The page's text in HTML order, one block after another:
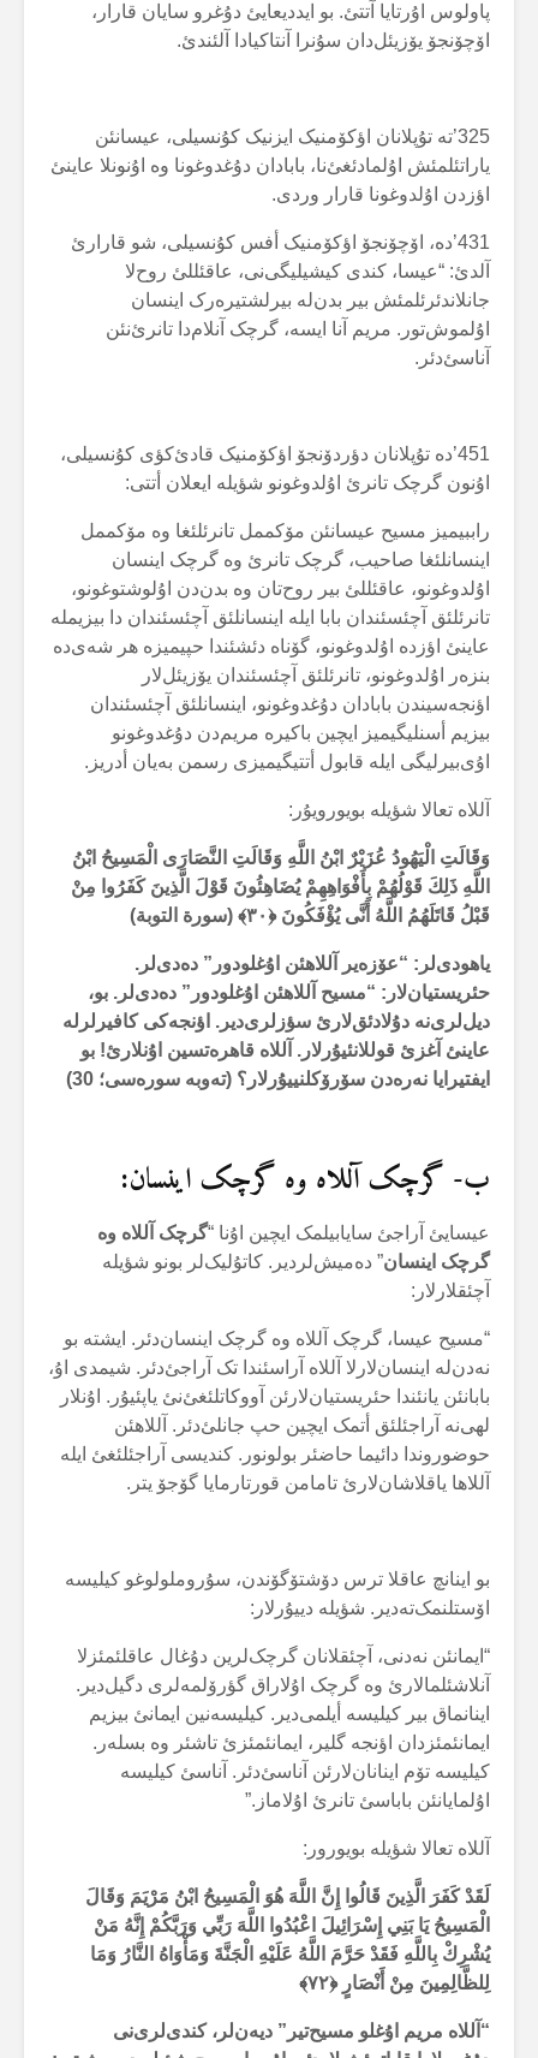
پاولوس اۇرتایا آتتئ. بو ایددیعایئ دۇغرو سایان قارار،
اۆچۆنجۆ یۆزیئل‌دان سۇنرا آنتاکیادا آلئندئ.
325’تە تۇپلانان اؤکۆمنیک ایزنیک کۇنسیلی، عیسانئن
یاراتئلمئش اۇلمادئغئ‌نا، بابادان دۇغدوغونا وە اۇنونلا عاینئ
اؤزدن اۇلدوغونا قارار وردی.
431’دە، اۆچۆنجۆ اؤکۆمنیک أفس کۇنسیلی، شو قارارئ
آلدئ: “عیسا، کندی کیشیلیگی‌نی، عاقئللئ روح‌لا
جانلاندئرئلمئش بیر بدن‌لە بیرلشتیرەرک اینسان
اۇلموش‌تور. مریم آنا ایسە، گرچک آنلام‌دا تانرئ‌نئن
آناسئ‌دئر.
451’دە تۇپلانان دؤردۆنجۆ اؤکۆمنیک قادئ‌کؤی کۇنسیلی،
اۇنون گرچک تانرئ اۇلدوغونو شؤیلە ایعلان أتتی:
راببیمیز مسیح عیسانئن مۆکممل تانرئلئغا وە مۆکممل
اینسانلئغا صاحیب، گرچک تانرئ وە گرچک اینسان
اۇلدوغونو، عاقئللئ بیر روح‌تان وە بدن‌دن اۇلوشتوغونو،
تانرئلئق آچئسئندان بابا ایلە اینسانلئق آچئسئندان دا بیزیملە
عاینئ اؤزدە اۇلدوغونو، گۆناە دئشئندا حپیمیزە هر شەی‌دە
بنزەر اۇلدوغونو، تانرئلئق آچئسئندان یۆزیئل‌لار
اؤنجەسیندن بابادان دۇغدوغونو، اینسانلئق آچئسئندان
بیزیم أسنلیگیمیز ایچین باکیرە مریم‌دن دۇغدوغونو
اۇی‌بیرلیگی ایلە قابول أتتیگیمیزی رسمن بەیان أدریز.
آللاە تعالا شؤیلە بویورویۇر:
وَقَالَتِ الْيَهُودُ عُزَيْرٌ ابْنُ اللَّهِ وَقَالَتِ النَّصَارَى الْمَسِيحُ ابْنُ
اللَّهِ ذَلِكَ قَوْلُهُمْ بِأَفْوَاهِهِمْ يُضَاهِئُونَ قَوْلَ الَّذِينَ كَفَرُوا مِنْ
قَبْلُ قَاتَلَهُمُ اللَّهُ أَنَّى يُؤْفَكُونَ ﴿۳۰﴾ (سورة التوبة)
یاهودی‌لر: “عۆزەیر آللاهئن اۇغلودور” دەدی‌لر.
حئریستیان‌لار: “مسیح آللاهئن اۇغلودور” دەدی‌لر. بو،
دیل‌لری‌نە دۇلادئق‌لارئ سؤزلری‌دیر. اؤنجەکی کافیرلرلە
عاینئ آغزئ قوللانئیۇرلار. آللاە قاهرەتسین اۇنلارئ! بو
ایفتیرایا نەرەدن سۆرۆکلنییۇرلار؟ (تەوبە سورەسی؛ 30)
ب- گرچک آللاە وە گرچک اینسان:
عیسایئ آراجئ سایابیلمک ایچین اۇنا “گرچک آللاە وە
گرچک اینسان” دەمیش‌لردیر. کاتۇلیک‌لر بونو شؤیلە
آچئقلارلار:
“مسیح عیسا، گرچک آللاە وە گرچک اینسان‌دئر. ایشتە بو
نەدن‌لە اینسان‌لارلا آللاە آراسئندا تک آراجئ‌دئر. شیمدی اۇ،
بابانئن یانئندا حئریستیان‌لارئن آووکاتلئغئ‌نئ یاپئیۇر. اۇنلار
لهی‌نە آراجئلئق أتمک ایچین حپ جانلئ‌دئر. آللاهئن
حوضوروندا دائیما حاضئر بولونور. کندیسی آراجئلئغئ ایلە
آللاها یاقلاشان‌لارئ تامامن قورتارمایا گۆجۆ یتر.
بو اینانچ عاقلا ترس دۆشتۆگۆندن، سۇروملولوغو کیلیسە
اۆستلنمک‌تەدیر. شؤیلە دییۇرلار:
“ایمانئن نەدنی، آچئقلانان گرچک‌لرین دۇغال عاقلئمئزلا
آنلاشئلمالارئ وە گرچک اۇلاراق گؤرۆلمەلری دگیل‌دیر.
اینانماق بیر کیلیسە أیلمی‌دیر. کیلیسەنین ایمانئ بیزیم
ایمانئمئزدان اؤنجە گلیر، ایمانئمئزئ تاشئر وە بسلەر.
کیلیسە تۆم اینانان‌لارئن آناسئ‌دئر. آناسئ کیلیسە
اۇلمایانئن باباسئ تانرئ اۇلاماز.”
آللاە تعالا شؤیلە بویورور:
لَقَدْ كَفَرَ الَّذِينَ قَالُوا إِنَّ اللَّهَ هُوَ الْمَسِيحُ ابْنُ مَرْيَمَ وَقَالَ
الْمَسِيحُ يَا بَنِي إِسْرَائِيلَ اعْبُدُوا اللَّهَ رَبِّي وَرَبَّكُمْ إِنَّهُ مَنْ
يُشْرِكْ بِاللَّهِ فَقَدْ حَرَّمَ اللَّهُ عَلَيْهِ الْجَنَّةَ وَمَأْوَاهُ النَّارُ وَمَا
لِلظَّالِمِينَ مِنْ أَنْصَارٍ ﴿۷۲﴾
“آللاە مریم اۇغلو مسیح‌تیر” دیەن‌لر، کندی‌لری‌نی